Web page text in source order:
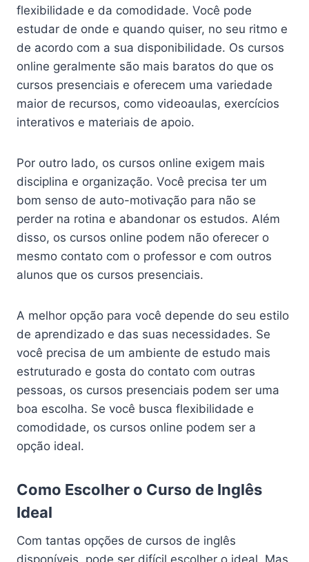
flexibilidade e da comodidade. Você pode
estudar de onde e quando quiser, no seu ritmo e
de acordo com a sua disponibilidade. Os cursos
online geralmente são mais baratos do que os
cursos presenciais e oferecem uma variedade
maior de recursos, como videoaulas, exercícios
interativos e materiais de apoio.
Por outro lado, os cursos online exigem mais
disciplina e organização. Você precisa ter um
bom senso de auto-motivação para não se
perder na rotina e abandonar os estudos. Além
disso, os cursos online podem não oferecer o
mesmo contato com o professor e com outros
alunos que os cursos presenciais.
A melhor opção para você depende do seu estilo
de aprendizado e das suas necessidades. Se
você precisa de um ambiente de estudo mais
estruturado e gosta do contato com outras
pessoas, os cursos presenciais podem ser uma
boa escolha. Se você busca flexibilidade e
comodidade, os cursos online podem ser a
opção ideal.
Como Escolher o Curso de Inglês
Ideal
Com tantas opções de cursos de inglês